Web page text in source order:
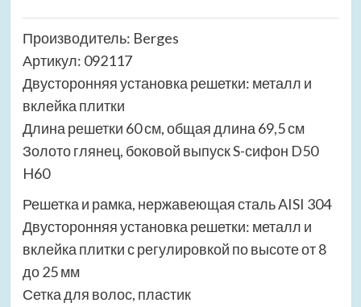
Производитель: Berges
Артикул: 092117
Двусторонняя установка решетки: металл и
вклейка плитки
Длина решетки 60 см, общая длина 69,5 см
Золото глянец, боковой выпуск S-сифон D50
H60
Решетка и рамка, нержавеющая сталь AISI 304
Двусторонняя установка решетки: металл и
вклейка плитки с регулировкой по высоте от 8
до 25 мм
Сетка для волос, пластик